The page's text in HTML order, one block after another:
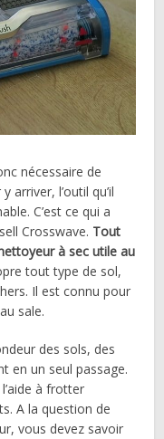
nécessaire de
arriver, l’outil qu’il
C’est ce qui a
Crosswave. Tout
à sec utile au
tout type de sol,
Il est connu pour
sale.
des sols, des
en un seul passage.
à frotter
A la question de
vous devez savoir